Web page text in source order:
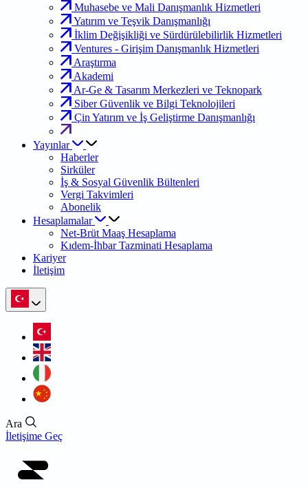
Muhasebe ve Mali Danışmanlık Hizmetleri
Yatırım ve Teşvik Danışmanlığı
İklim Değişikliği ve Sürdürülebilirlik Hizmetleri
Ventures - Girişim Danışmanlık Hizmetleri
Araştırma
Akademi
Ar-Ge & Tasarım Merkezleri ve Teknopark
Siber Güvenlik ve Bilgi Teknolojileri
Çin Yatırım ve İş Geliştirme Danışmanlığı
Yayınlar
Haberler
Sirküler
İş & Sosyal Güvenlik Bültenleri
Vergi Takvimleri
Abonelik
Hesaplamalar
Net-Brüt Maaş Hesaplama
Kıdem-İhbar Tazminati Hesaplama
Kariyer
İletişim
Ara
İletişime Geç